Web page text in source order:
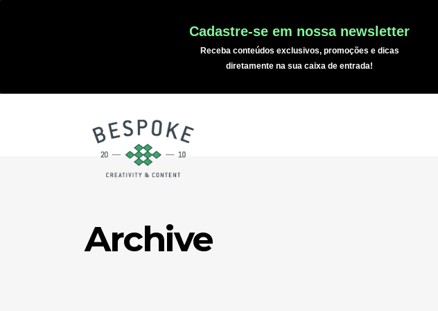
Cadastre-se em nossa newsletter
Receba conteúdos exclusivos, promoções e dicas
diretamente na sua caixa de entrada!
Archive